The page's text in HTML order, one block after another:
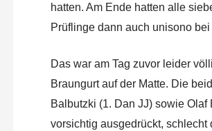
hatten. Am Ende hatten alle
Prüflinge dann auch unisono
Das war am Tag zuvor leider
Braungurt auf der Matte. Die
Balbutzki (1. Dan JJ) sowie Olaf
vorsichtig ausgedrückt,